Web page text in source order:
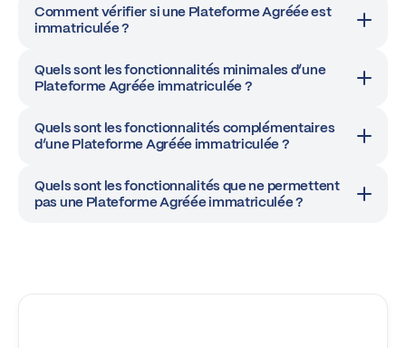
Comment vérifier si une Plateforme Agréée est
immatriculée ?
Quels sont les fonctionnalités minimales d’une
Plateforme Agréée immatriculée ?
Quels sont les fonctionnalités complémentaires
d’une Plateforme Agréée immatriculée ?
Quels sont les fonctionnalités que ne permettent
pas une Plateforme Agréée immatriculée ?